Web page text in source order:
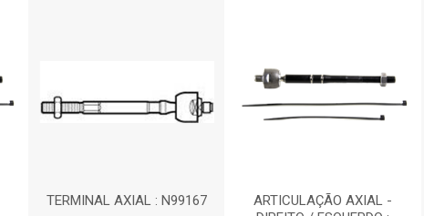
TERMINAL AXIAL : N99167
ARTICULAÇÃO AXIAL -